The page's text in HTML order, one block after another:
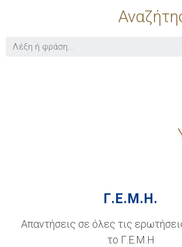
Γ.Ε.Μ.Η.
Απαντήσεις σε όλες τις
το Γ.Ε.Μ.Η